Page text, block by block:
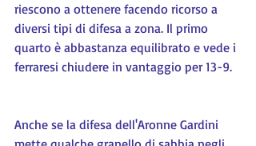
riescono a ottenere facendo ricorso a
diversi tipi di difesa a zona. Il primo
quarto è abbastanza equilibrato e vede i
ferraresi chiudere in vantaggio per 13-9.
Anche se la difesa dell'Aronne Gardini